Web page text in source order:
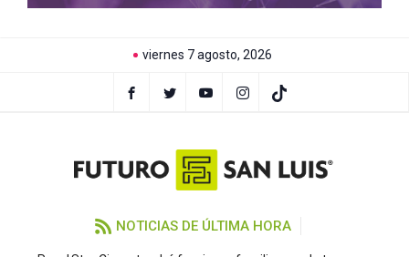
viernes 7 agosto, 2026
NOTICIAS DE ÚLTIMA HORA